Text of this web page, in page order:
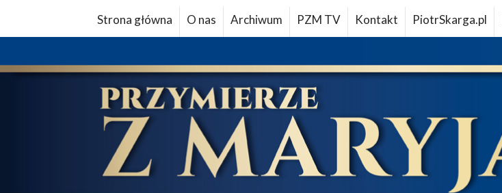
Strona główna O nas Archiwum PZM TV Kontakt PiotrSkarga.pl